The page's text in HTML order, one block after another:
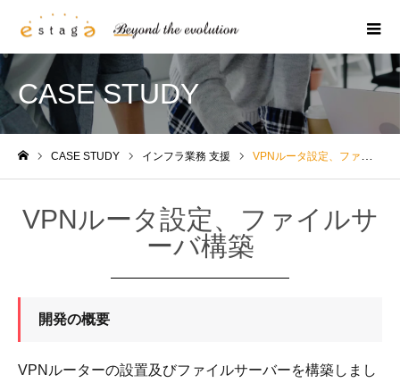
CASE STUDY
CASE STUDY インフラ業務 支援 VPNルータ設定、ファイルサーバ構築
VPNルータ設定、ファイルサ
ーバ構築
開発の概要
VPNルーターの設置及びファイルサーバーを構築しまし